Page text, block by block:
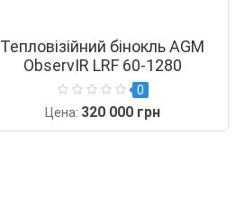
Тепловізійний бінокль AGM
ObservIR LRF 60-1280
0
Цена: 320 000 грн